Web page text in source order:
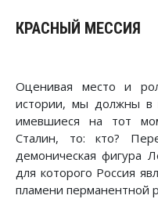
КРАСНЫЙ МЕССИЯ
Оценивая место и
истории, мы должны в
имевшиеся на тот
Сталин, то: кто?
демоническая фигура
для которого Россия
пламени перманентной